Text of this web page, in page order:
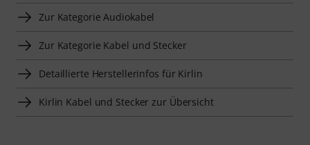
Zur Kategorie Audiokabel
Zur Kategorie Kabel und Stecker
Detaillierte Herstellerinfos für Kirlin
Kirlin Kabel und Stecker zur Übersicht